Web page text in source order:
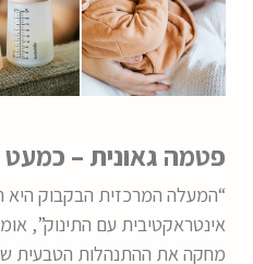
פטמה גאונית –
“המעלה המרכזית הבקבוק
אינטראקטיבית עם התינוק”,
מחקה את ההתנהלות הטבעית